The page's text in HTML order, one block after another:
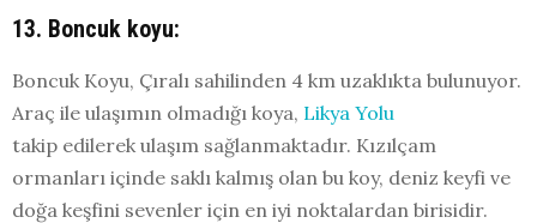
13. Boncuk koyu:
Boncuk Koyu, Çıralı sahilinden 4 km uzaklıkta bulunuyor.
Araç ile ulaşımın olmadığı koya, Likya Yolu
takip edilerek ulaşım sağlanmaktadır. Kızılçam
ormanları içinde saklı kalmış olan bu koy, deniz keyfi ve
doğa keşfini sevenler için en iyi noktalardan birisidir.